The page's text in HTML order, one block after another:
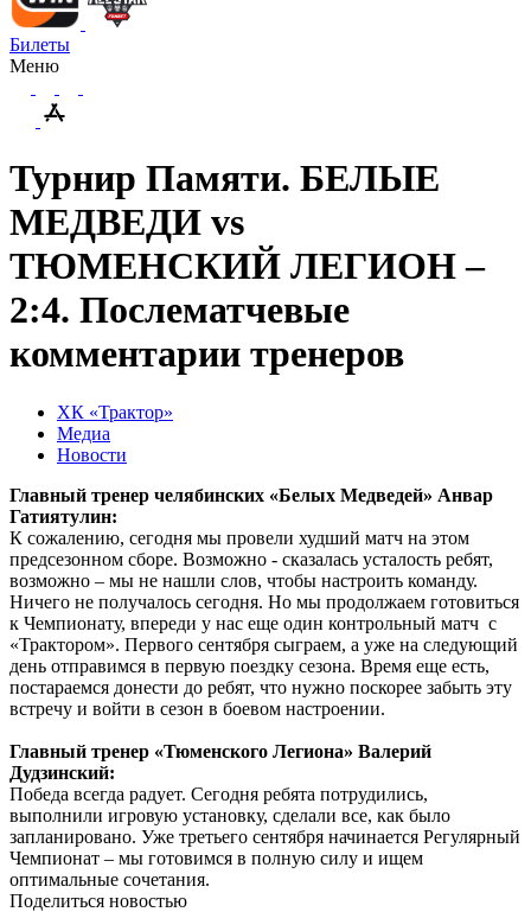
Билеты
Меню
Турнир Памяти. БЕЛЫЕ
МЕДВЕДИ vs
ТЮМЕНСКИЙ ЛЕГИОН –
2:4. Послематчевые
комментарии тренеров
ХК «Трактор»
Медиа
Новости
Главный тренер челябинских «Белых Медведей» Анвар
Гатиятулин:
К сожалению, сегодня мы провели худший матч на этом
предсезонном сборе. Возможно - сказалась усталость ребят,
возможно – мы не нашли слов, чтобы настроить команду.
Ничего не получалось сегодня. Но мы продолжаем готовиться
к Чемпионату, впереди у нас еще один контрольный матч с
«Трактором». Первого сентября сыграем, а уже на следующий
день отправимся в первую поездку сезона. Время еще есть,
постараемся донести до ребят, что нужно поскорее забыть эту
встречу и войти в сезон в боевом настроении.
Главный тренер «Тюменского Легиона» Валерий
Дудзинский:
Победа всегда радует. Сегодня ребята потрудились,
выполнили игровую установку, сделали все, как было
запланировано. Уже третьего сентября начинается Регулярный
Чемпионат – мы готовимся в полную силу и ищем
оптимальные сочетания.
Поделиться новостью